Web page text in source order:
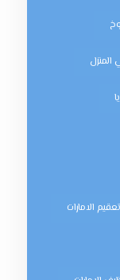
المنزل
الامارات